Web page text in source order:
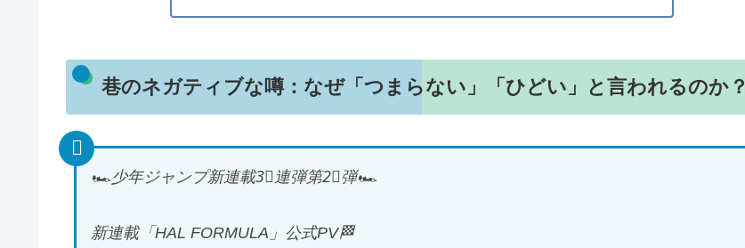
巷のネガティブな噂：なぜ「つまらない」「ひどい」と言われるのか？
🏎️少年ジャンプ新連載3⃣連弾第2⃣弾🏎️
新連載「HAL FORMULA」公式PV🏁